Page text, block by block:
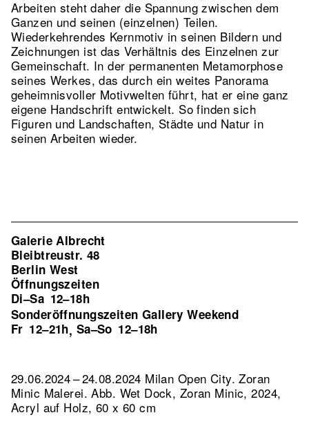
Arbeiten steht daher die Spannung zwischen dem
Ganzen und seinen (einzelnen) Teilen.
Wiederkehrendes Kernmotiv in seinen Bildern und
Zeichnungen ist das Verhältnis des Einzelnen zur
Gemeinschaft. In der permanenten Metamorphose
seines Werkes, das durch ein weites Panorama
geheimnisvoller Motivwelten führt, hat er eine ganz
eigene Handschrift entwickelt. So finden sich
Figuren und Landschaften, Städte und Natur in
seinen Arbeiten wieder.
Galerie Albrecht
Bleibtreustr. 48
Berlin West
Öffnungszeiten
Di–Sa 12–18h
Sonderöffnungszeiten Gallery Weekend
Fr 12–21h, Sa–So 12–18h
29.06.2024 – 24.08.2024 Milan Open City. Zoran
Minic Malerei.Abb. Wet Dock, Zoran Minic, 2024,
Acryl auf Holz, 60 x 60 cm